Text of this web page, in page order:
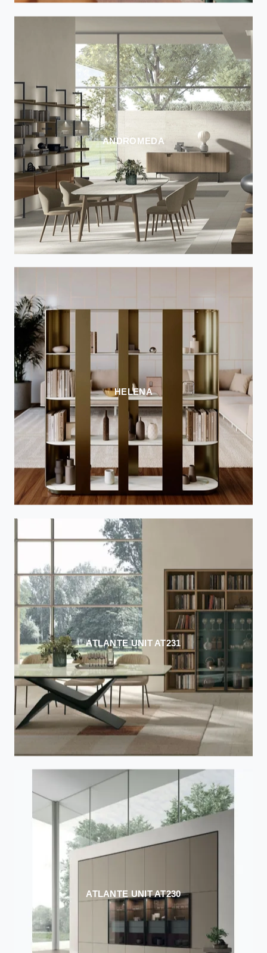
ANDROMEDA
HELENA
ATLANTE UNIT AT231
ATLANTE UNIT AT230